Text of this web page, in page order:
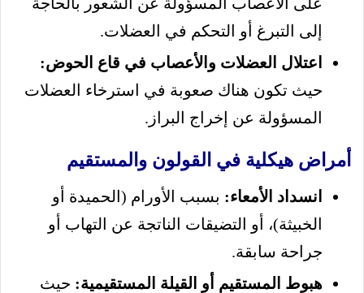
إلى التبرغ أو التحكم في العضلات.
اعتلال العضلات والأعصاب في قاع الحوض:
حيث تكون هناك صعوبة في استرخاء العضلات
المسؤولة عن إخراج البراز.
أمراض هيكلية في القولون والمستقيم
انسداد الأمعاء: بسبب الأورام (الحميدة أو
الخبيثة)، أو التضيقات الناتجة عن التهاب أو
جراحة سابقة.
هبوط المستقيم أو القيلة المستقيمية: حيث